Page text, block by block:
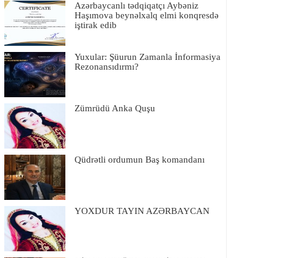
Azərbaycanlı tədqiqatçı Aybəniz
Haşımova beynəlxalq elmi konqresdə
iştirak edib
Yuxular: Şüurun Zamanla İnformasiya
Rezonansıdırmı?
Zümrüdü Anka Quşu
Qüdrətli ordumun Baş komandanı
YOXDUR TAYIN AZƏRBAYCAN